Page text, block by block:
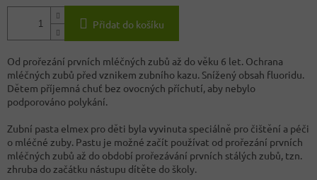
Přidat do košíku
Od prořezání prvních mléčných zubů až do věku 6 let. Ochrana
mléčných zubů před vznikem zubního kazu. Snížený obsah fluoridu.
Dětem příjemná chuť bez ovocných příchutí, aby nebylo
podporováno polykání.
Zubní pasta elmex pro děti byla vyvinuta speciálně pro čištění a péči
o mléčné zuby. Pastu je možné začít používat od prořezání prvních
mléčných zubů až do období prořezávání prvních stálých zubů, tzn.
zhruba do začátku nástupu dítěte do školy.